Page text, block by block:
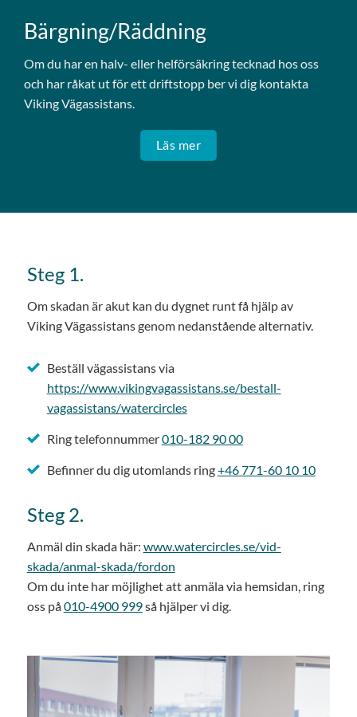
Bärgning/Räddning
Om du har en halv- eller helförsäkring tecknad hos oss
och har råkat ut för ett driftstopp ber vi dig kontakta
Viking Vägassistans.
Läs mer
Steg 1.
Om skadan är akut kan du dygnet runt få hjälp av
Viking Vägassistans genom nedanstående alternativ.
Beställ vägassistans via
https://www.vikingvagassistans.se/bestall-
vagassistans/watercircles
Ring telefonnummer010-182 90 00
Befinner du dig utomlands ring+46 771-60 10 10
Steg 2.
Anmäl din skada här: www.watercircles.se/vid-
skada/anmal-skada/fordon
Om du inte har möjlighet att anmäla via hemsidan, ring
oss på010-4900 999så hjälper vi dig.